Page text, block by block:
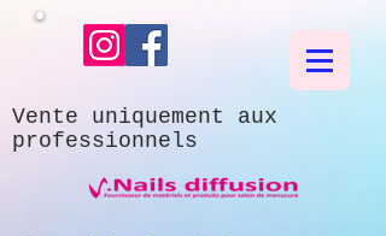
Vente uniquement aux
professionnels